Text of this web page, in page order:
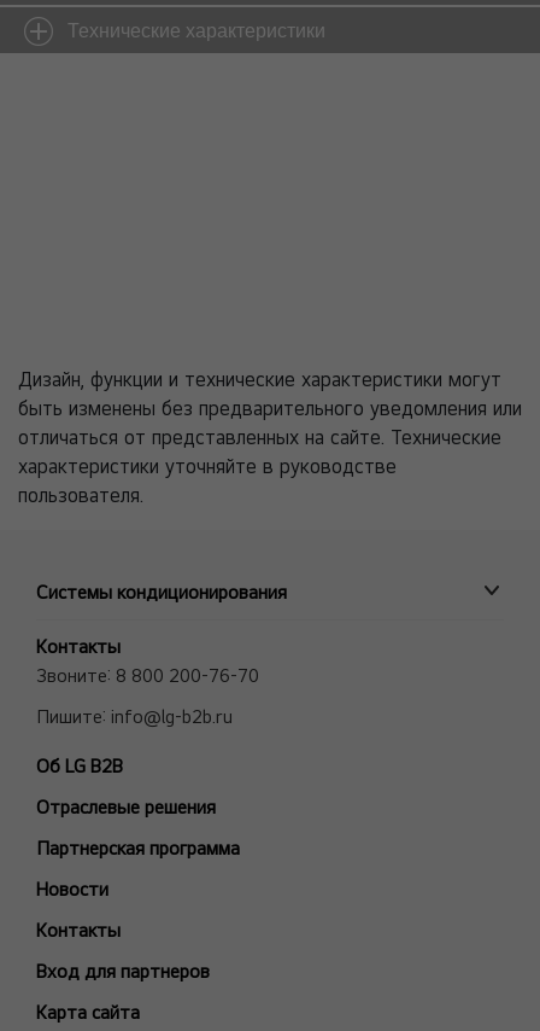
Технические характеристики
Дизайн, функции и технические характеристики могут
быть изменены без предварительного уведомления или
отличаться от представленных на сайте. Технические
характеристики уточняйте в руководстве
пользователя.
Системы кондиционирования
ПРОМЫШЛЕННЫЕ СИСТЕМЫ
MULTI V VRF системы
Полупромышленные сплит-системы
Холодильные Машины (Чиллеры)
Фанкойлы
Модели снятые с производства
БЫТОВЫЕ СПЛИТ-СИСТЕМЫ
ARTCOOL Mirror
ARTCOOL Objet Green
Контакты
Звоните: 8 800 200-76-70
Пишите: info@lg-b2b.ru
Об LG B2B
Отраслевые решения
Партнерская программа
Новости
Контакты
Вход для партнеров
Карта сайта